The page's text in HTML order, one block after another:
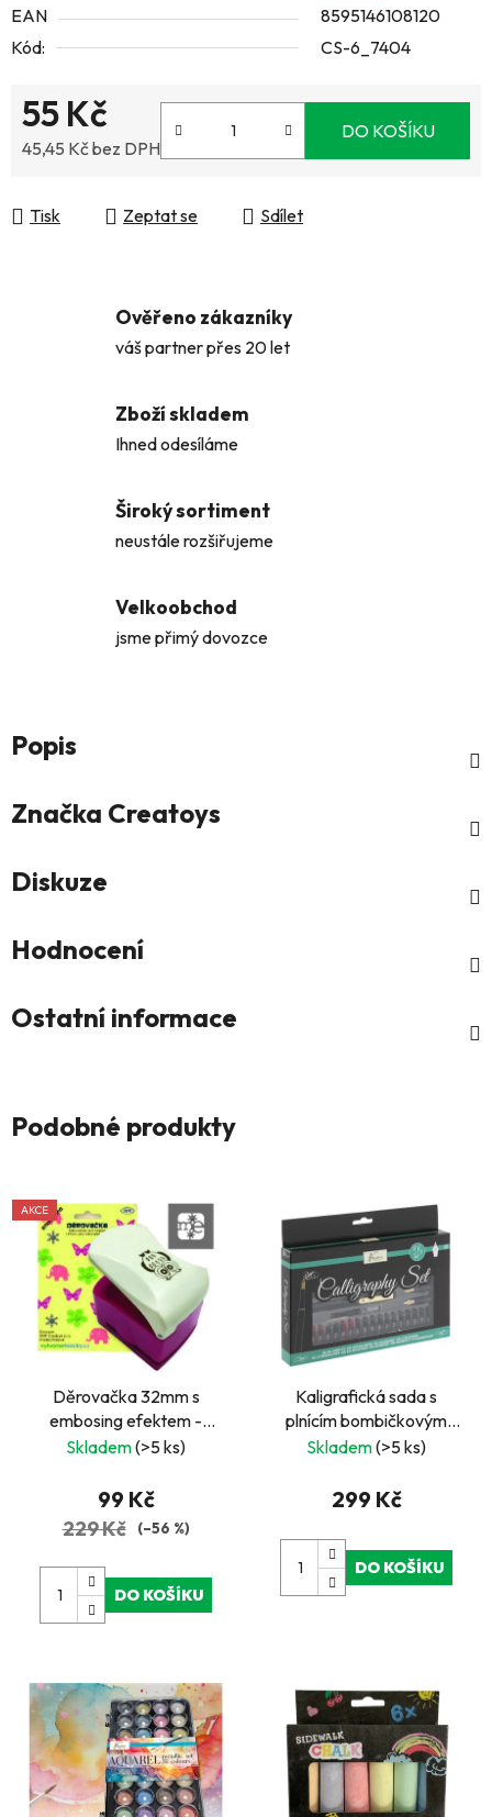
EAN
8595146108120
Kód:
CS-6_7404
55 Kč
45,45 Kč bez DPH
DO KOŠÍKU
Tisk Zeptat se Sdílet
Ověřeno zákazníky
váš partner přes 20 let
Zboží skladem
Ihned odesíláme
Široký sortiment
neustále rozšiřujeme
Velkoobchod
jsme přimý dovozce
Popis
Značka Creatoys
Diskuze
Hodnocení
Ostatní informace
Podobné produkty
AKCE
Děrovačka 32mm s
embosing efektem -
nápis ME
Skladem(>5 ks)
99 Kč
229 Kč (–56 %)
DO KOŠÍKU
Kaligrafická sada s
plnícím bombičkovým
perem, 35 ks
Skladem(>5 ks)
299 Kč
DO KOŠÍKU